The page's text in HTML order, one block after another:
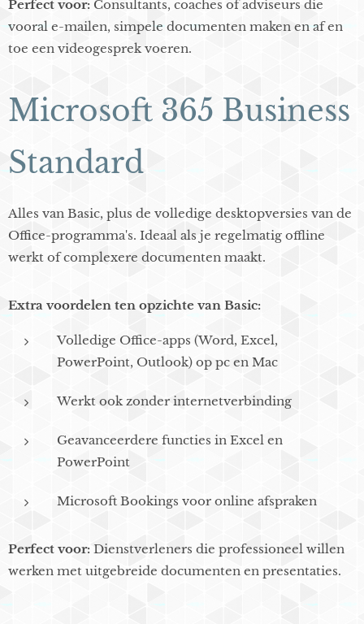
Perfect voor: Consultants, coaches of adviseurs die
vooral e-mailen, simpele documenten maken en af en
toe een videogesprek voeren.
Microsoft 365 Business
Standard
Alles van Basic, plus de volledige desktopversies van de
Office-programma's. Ideaal als je regelmatig offline
werkt of complexere documenten maakt.
Extra voordelen ten opzichte van Basic:
Volledige Office-apps (Word, Excel,
PowerPoint, Outlook) op pc en Mac
Werkt ook zonder internetverbinding
Geavanceerdere functies in Excel en
PowerPoint
Microsoft Bookings voor online afspraken
Perfect voor: Dienstverleners die professioneel willen
werken met uitgebreide documenten en presentaties.